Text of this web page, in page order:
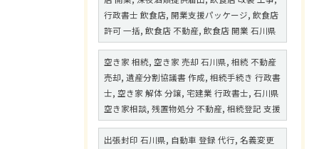
行政書士 飲食店, 開業支援パッケージ, 飲食店
許可 一括, 飲食店 不動産, 飲食店 開業 石川県
空き家 相続, 空き家 売却 石川県, 相続 不動産
売却, 遺産分割協議書 作成, 相続手続き 行政書
士, 空き家 解体 分譲, 宅建業 行政書士, 石川県
空き家相談, 残置物処分 不動産, 相続登記 支援
出張封印 石川県, 自動車 登録 代行, 名義変更